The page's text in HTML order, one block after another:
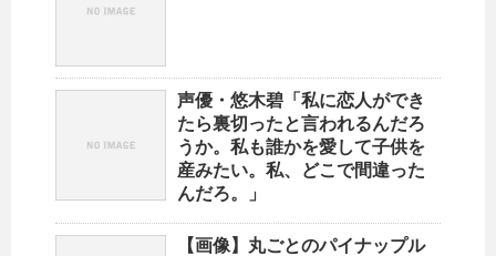
声優・悠木碧「私に恋人ができ
たら裏切ったと言われるんだろ
うか。私も誰かを愛して子供を
産みたい。私、どこで間違った
んだろ。」
【画像】丸ごとのパイナップル